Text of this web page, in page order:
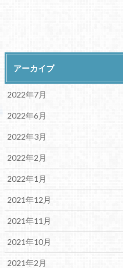
アーカイブ
2022年7月
2022年6月
2022年3月
2022年2月
2022年1月
2021年12月
2021年11月
2021年10月
2021年2月